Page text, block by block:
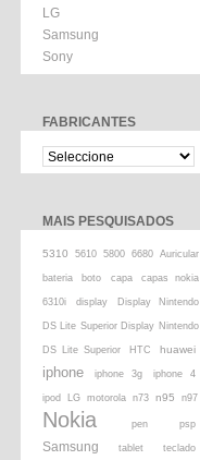
LG
Samsung
Sony
FABRICANTES
MAIS PESQUISADOS
5310 5610 5800 6680 Auricular
bateria boto capa capas nokia
6310i display Display Nintendo
DS Lite Superior Display Nintendo
DS Lite Superior HTC huawei
iphone iphone 3g iphone 4
ipod LG motorola n73 n95 n97
Nokia pen psp
Samsung tablet teclado